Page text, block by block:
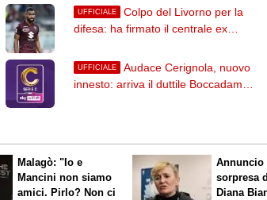
UFFICIALE
Colpo del Livorno per la
difesa: ha firmato il centrale ex
UFFICIALE
Audace Cerignola, nuovo
innesto: arriva il duttile Boccadamo
Malagò: "Io e
Mancini non siamo
amici. Pirlo? Non ci
Annuncio
sorpresa
Diana